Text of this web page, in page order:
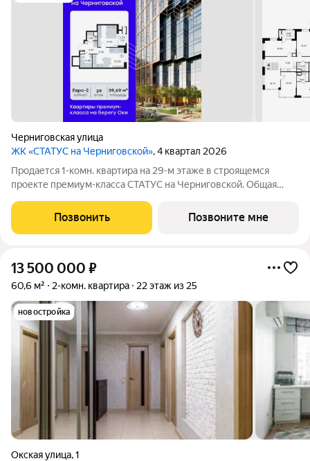
Черниговская улица
ЖК «СТАТУС на Черниговской», 4 квартал 2026
Продается 1-комн. квартира на 29-м этаже в строящемся
проекте премиум-класса СТАТУС на Черниговской. Общая
отведено под жилую и 16,18 кв. м под кухонную зону. Номер
квартиры - 546.
Позвонить Позвоните мне
13 500 000 ₽
60,6 м² 2-комн. квартира 22 этаж из 25
новостройка
Окская улица,1